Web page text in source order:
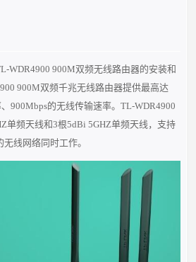
WDR4900 900M双频无线路由器的安装和
900M双频千兆无线路由器提供最高达
900Mbps的无线传输速率。TL-WDR4900
单频天线和3根5dBi 5GHZ单频天线，支持
线网络同时工作。